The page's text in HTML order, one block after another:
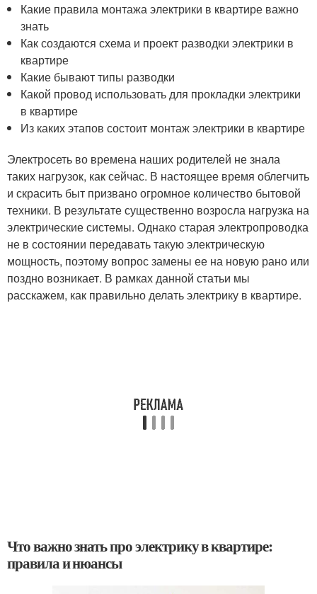
Какие правила монтажа электрики в квартире важно
знать
Как создаются схема и проект разводки электрики в
квартире
Какие бывают типы разводки
Какой провод использовать для прокладки электрики
в квартире
Из каких этапов состоит монтаж электрики в квартире
Электросеть во времена наших родителей не знала
таких нагрузок, как сейчас. В настоящее время облегчить
и скрасить быт призвано огромное количество бытовой
техники. В результате существенно возросла нагрузка на
электрические системы. Однако старая электропроводка
не в состоянии передавать такую электрическую
мощность, поэтому вопрос замены ее на новую рано или
поздно возникает. В рамках данной статьи мы
расскажем, как правильно делать электрику в квартире.
Что важно знать про электрику в квартире:
правила и нюансы